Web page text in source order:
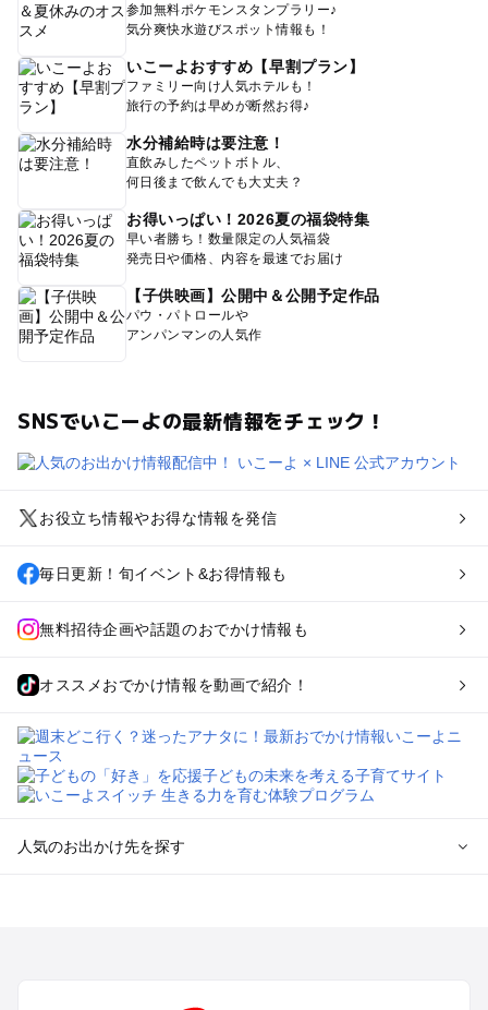
参加無料ポケモンスタンプラリー♪
気分爽快水遊びスポット情報も！
いこーよおすすめ【早割プラン】
ファミリー向け人気ホテルも！
旅行の予約は早めが断然お得♪
水分補給時は要注意！
直飲みしたペットボトル、
何日後まで飲んでも大丈夫？
お得いっぱい！2026夏の福袋特集
早い者勝ち！数量限定の人気福袋
発売日や価格、内容を最速でお届け
【子供映画】公開中＆公開予定作品
パウ・パトロールや
アンパンマンの人気作
SNSでいこーよの最新情報をチェック！
お役立ち情報やお得な情報を発信
毎日更新！旬イベント&お得情報も
無料招待企画や話題のおでかけ情報も
オススメおでかけ情報を動画で紹介！
人気のお出かけ先を探す